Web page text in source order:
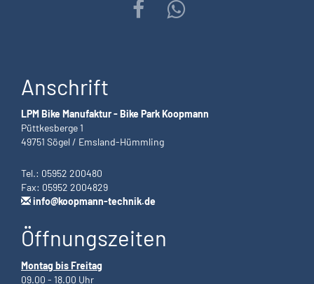
Anschrift
LPM Bike Manufaktur - Bike Park Koopmann
Püttkesberge 1
49751 Sögel / Emsland-Hümmling
Tel.: 05952 200480
Fax: 05952 2004829
info@koopmann-technik.de
Öffnungszeiten
Montag bis Freitag
09.00 - 18.00 Uhr